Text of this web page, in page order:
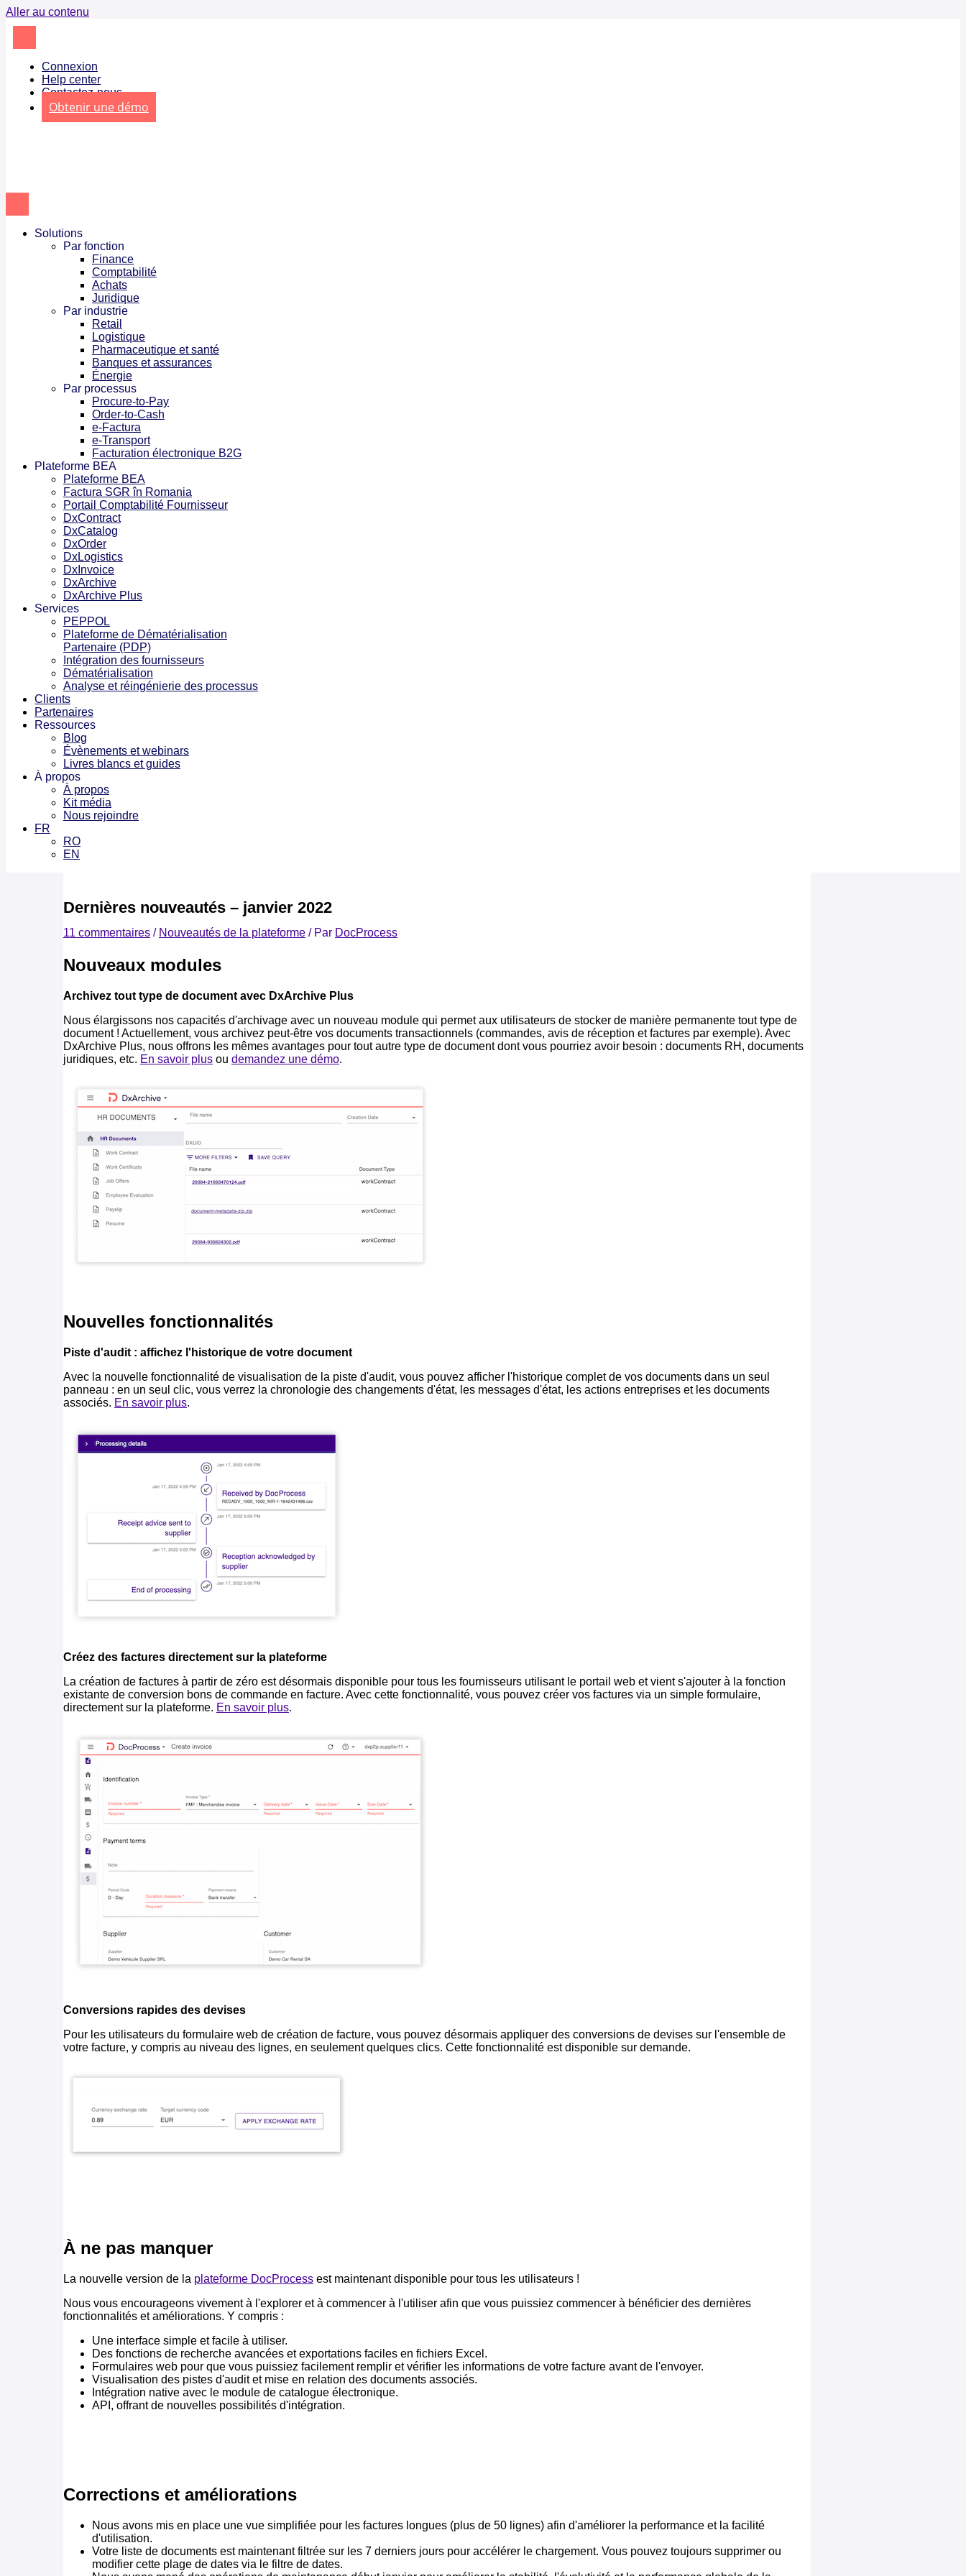
Aller au contenu
Connexion
Help center
Contactez-nous
Obtenir une démo
Achats
Juridique
Par industrie
Retail
Logistique
Pharmaceutique et santé
Banques et assurances
Énergie
Par processus
Procure-to-Pay
Order-to-Cash
e-Factura
e-Transport
Facturation électronique B2G
Plateforme BEA
Plateforme BEA
Factura SGR în Romania
Portail Comptabilité Fournisseur
DxContract
DxCatalog
DxOrder
DxLogistics
DxInvoice
DxArchive
DxArchive Plus
Services
PEPPOL
Plateforme de Dématérialisation
Partenaire (PDP)
Intégration des fournisseurs
Dématérialisation
Analyse et réingénierie des processus
Clients
Partenaires
Ressources
Blog
Évènements et webinars
Livres blancs et guides
À propos
À propos
Kit média
Nous rejoindre
FR
RO
EN
Dernières nouveautés – janvier 2022
Nous élargissons nos capacités d'archivage avec un nouveau module qui permet aux utilisateurs de stocker de manière permanente tout type de
DxArchive Plus, nous offrons les mêmes avantages pour tout autre type de document dont vous pourriez avoir besoin : documents RH, documents
juridiques, etc.
En savoir plus ou demandez une démo
Avec la nouvelle fonctionnalité de visualisation de la piste d'audit, vous pouvez afficher l'historique complet de vos documents dans un seul
associés.En savoir plus.
existante de conversion bons de commande en facture. Avec cette fonctionnalité, vous pouvez créer vos factures via un simple formulaire,
directement sur la plateforme.En savoir plus.
Conversions rapides des devises
Nous vous encourageons vivement à l'explorer et à commencer à l'utiliser afin que vous puissiez commencer à bénéficier des dernières
Une interface simple et facile à utiliser.
Des fonctions de recherche avancées et exportations faciles en fichiers Excel.
Formulaires web pour que vous puissiez facilement remplir et vérifier les informations de votre facture avant de l'envoyer.
Visualisation des pistes d'audit et mise en relation des documents associés.
Intégration native avec le module de catalogue électronique.
API, offrant de nouvelles possibilités d'intégration.
d'utilisation.
modifier cette plage de dates via le filtre de dates.
Nous avons mené des opérations de maintenance début janvier pour améliorer la stabilité, l'évolutivité et la performance globale de la
plateforme.